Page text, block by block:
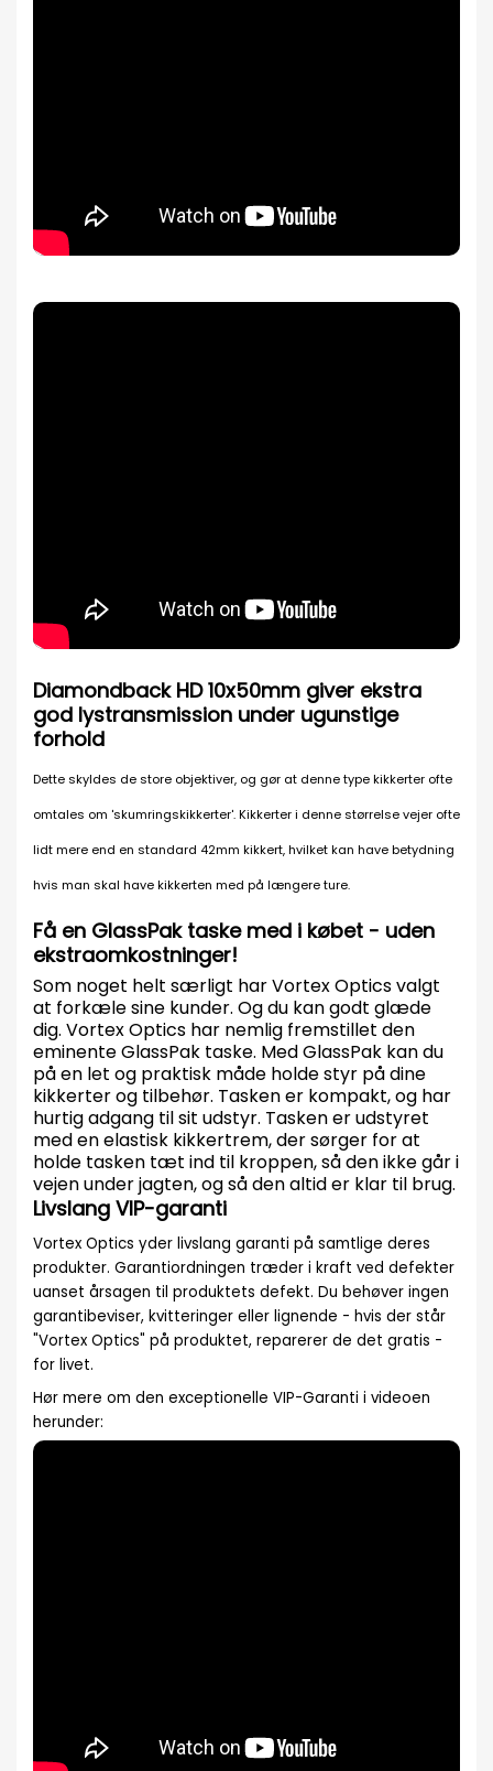
Diamondback HD 10x50mm giver ekstra
god lystransmission under ugunstige
forhold
Dette skyldes de store objektiver, og gør at denne type kikkerter ofte
omtales om 'skumringskikkerter'. Kikkerter i denne størrelse vejer ofte
lidt mere end en standard 42mm kikkert, hvilket kan have betydning
hvis man skal have kikkerten med på længere ture.
Få en GlassPak taske med i købet - uden
ekstraomkostninger!
Som noget helt særligt har Vortex Optics valgt
at forkæle sine kunder. Og du kan godt glæde
dig. Vortex Optics har nemlig fremstillet den
eminente GlassPak taske. Med GlassPak kan du
på en let og praktisk måde holde styr på dine
kikkerter og tilbehør. Tasken er kompakt, og har
hurtig adgang til sit udstyr. Tasken er udstyret
med en elastisk kikkertrem, der sørger for at
holde tasken tæt ind til kroppen, så den ikke går i
vejen under jagten, og så den altid er klar til brug.
Livslang VIP-garanti
Vortex Optics yder livslang garanti på samtlige deres
produkter. Garantiordningen træder i kraft ved defekter
uanset årsagen til produktets defekt. Du behøver ingen
garantibeviser, kvitteringer eller lignende - hvis der står
"Vortex Optics" på produktet, reparerer de det gratis -
for livet.
Hør mere om den exceptionelle VIP-Garanti i videoen
herunder: